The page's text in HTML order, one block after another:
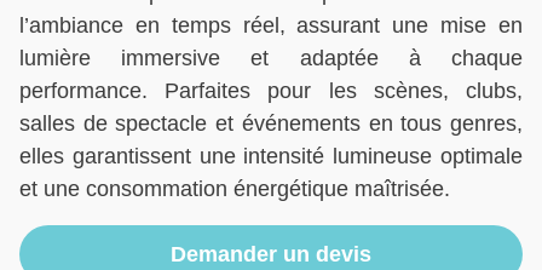
l’ambiance en temps réel, assurant une mise en
lumière immersive et adaptée à chaque
performance. Parfaites pour les scènes, clubs,
salles de spectacle et événements en tous genres,
elles garantissent une intensité lumineuse optimale
et une consommation énergétique maîtrisée.
Demander un devis